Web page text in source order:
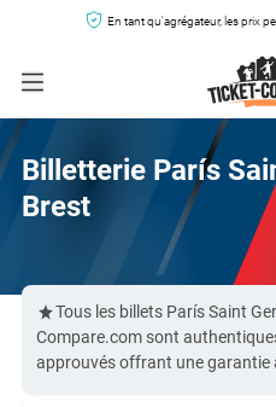
En tant qu'agrégateur, les prix
Billetterie Parí­s
Brest
Tous les billets Parí­s Saint
Compare.com sont
approuvés offrant une garantie